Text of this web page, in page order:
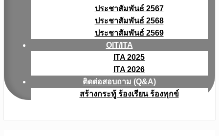
ประชาสัมพันธ์ 2567
ประชาสัมพันธ์ 2568
ประชาสัมพันธ์ 2569
OIT/ITA
ITA 2025
ITA 2026
ติดต่อสอบถาม (Q&A)
สร้างกระทู้ ร้องเรียน ร้องทุกข์